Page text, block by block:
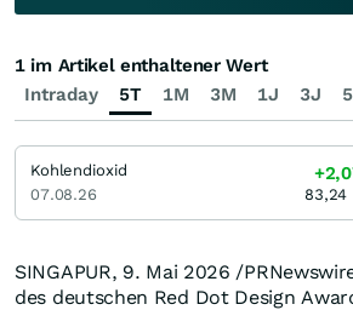
SINGAPUR, 9. Mai 2026 /
des deutschen Red Dot Design
Intraday 5T 1M 3M 1J 3J
1 im Artikel enthaltener Wert
Kohlendioxid
07.08.26
83,24